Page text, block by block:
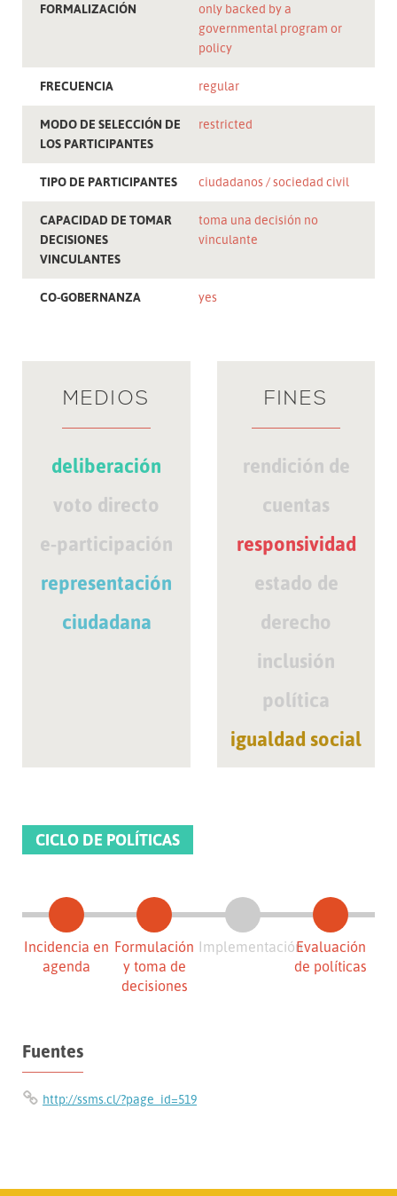
FORMALIZACIÓN
only backed by a
governmental program or
policy
FRECUENCIA regular
MODO DE SELECCIÓN DE
LOS PARTICIPANTES
restricted
TIPO DE PARTICIPANTES ciudadanos sociedad civil
CAPACIDAD DE TOMAR
DECISIONES
VINCULANTES
toma una decisión no
vinculante
CO-GOBERNANZA yes
MEDIOS
deliberación
voto directo
e-participación
representación
ciudadana
FINES
rendición de
cuentas
responsividad
estado de
derecho
inclusión
política
igualdad social
CICLO DE POLÍTICAS
Incidencia en
agenda
Formulación
y toma de
decisiones
ImplementaciónEvaluación
de políticas
Fuentes
http://ssms.cl/?page_id=519